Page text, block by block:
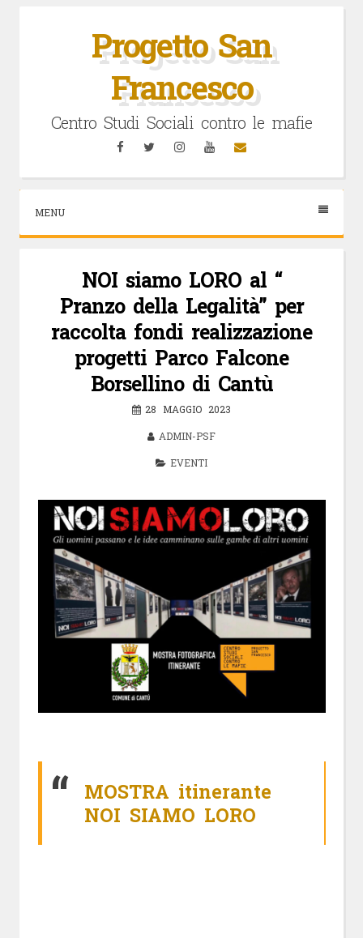
Progetto San
Francesco
Centro Studi Sociali contro le mafie
FacebookTwitterInstagramYouTubeEmail
MENU
NOI siamo LORO al “
Pranzo della Legalità” per
raccolta fondi realizzazione
progetti Parco Falcone
Borsellino di Cantù
28 MAGGIO 2023
ADMIN-PSF
EVENTI
MOSTRA itinerante
NOI SIAMO LORO